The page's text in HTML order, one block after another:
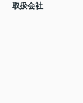
取扱会社